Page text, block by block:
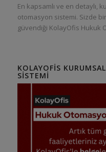
En kapsamlı ve en detaylı,
otomasyon sistemi. Sizde
güvendiği KolayOfis Hukuk
KOLAYOFIS
SISTEMI